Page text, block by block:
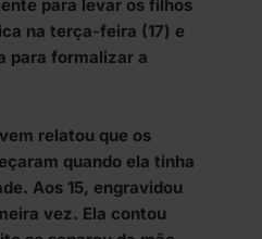
para levar os filhos
na terça-feira (17) e
para formalizar a
relatou que os
quando ela tinha
Aos 15, engravidou
vez. Ela contou